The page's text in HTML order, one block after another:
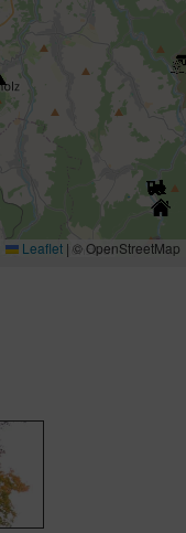
Leaflet | © OpenStreetMap